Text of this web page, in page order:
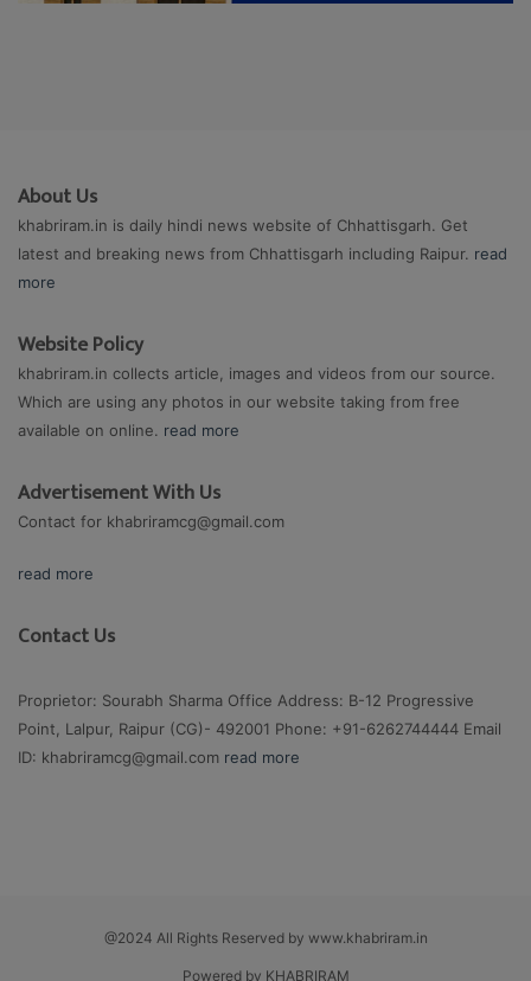
About Us
khabriram.in is daily hindi news website of Chhattisgarh. Get
latest and breaking news from Chhattisgarh including Raipur. read
more
Website Policy
khabriram.in collects article, images and videos from our source.
Which are using any photos in our website taking from free
available on online. read more
Advertisement With Us
Contact for khabriramcg@gmail.com
read more
Contact Us
Proprietor: Sourabh Sharma Office Address: B-12 Progressive
Point, Lalpur, Raipur (CG)- 492001 Phone: +91-6262744444 Email
ID: khabriramcg@gmail.com read more
@2024 All Rights Reserved by www.khabriram.in
Powered by KHABRIRAM